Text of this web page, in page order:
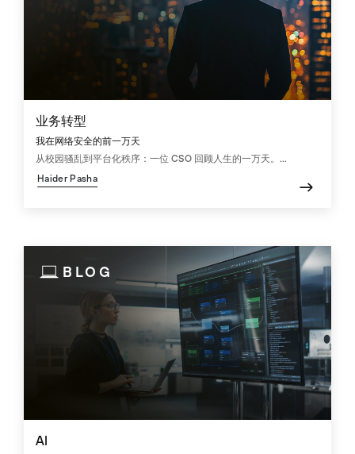
业务转型
我在网络安全的前一万天
从校园骚乱到平台化秩序：一位 CSO 回顾人生的一万天。...
Haider Pasha
BLOG
AI